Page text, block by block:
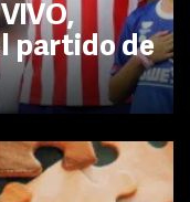
partido de